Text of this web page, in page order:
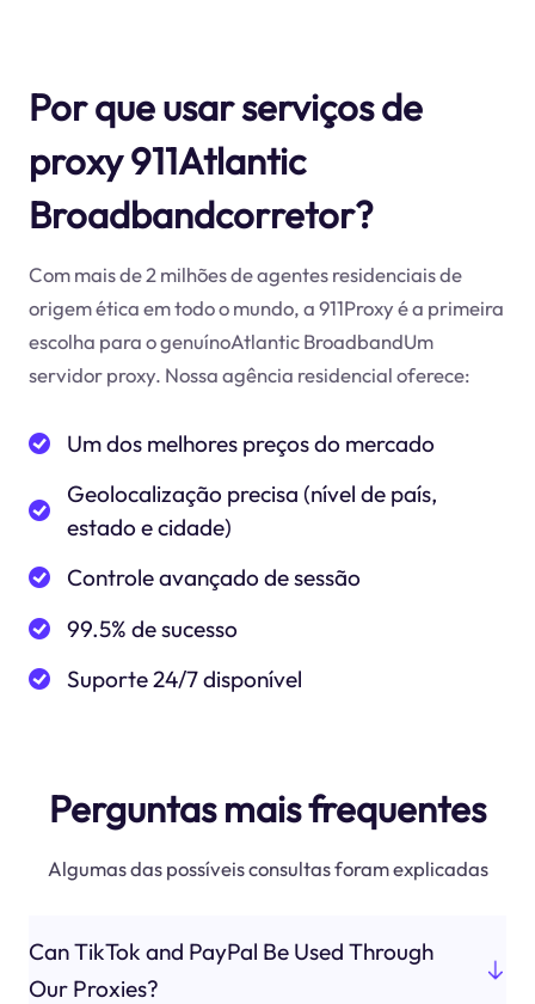
Por que usar serviços de
proxy 911Atlantic
Broadbandcorretor?
Com mais de 2 milhões de agentes residenciais de
origem ética em todo o mundo, a 911Proxy é a primeira
escolha para o genuínoAtlantic BroadbandUm
servidor proxy. Nossa agência residencial oferece:
Um dos melhores preços do mercado
Geolocalização precisa (nível de país,
estado e cidade)
Controle avançado de sessão
99.5% de sucesso
Suporte 24/7 disponível
Perguntas mais frequentes
Algumas das possíveis consultas foram explicadas
Can TikTok and PayPal Be Used Through
Our Proxies?